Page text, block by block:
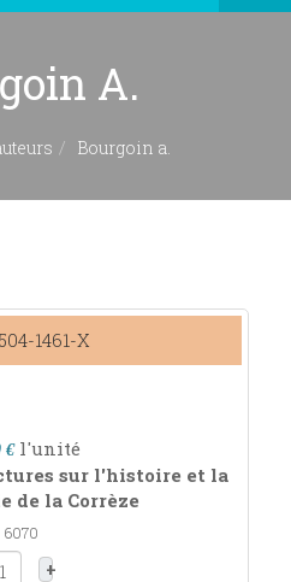
A.
Bourgoin a.
€ l'unité
sur l'histoire et la
de la Corrèze
6070
+